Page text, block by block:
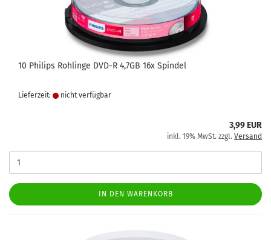
10 Philips Rohlinge DVD-R 4,7GB 16x Spindel
Lieferzeit: nicht verfügbar
3,99 EUR
inkl. 19% MwSt. zzgl. Versand
IN DEN WARENKORB